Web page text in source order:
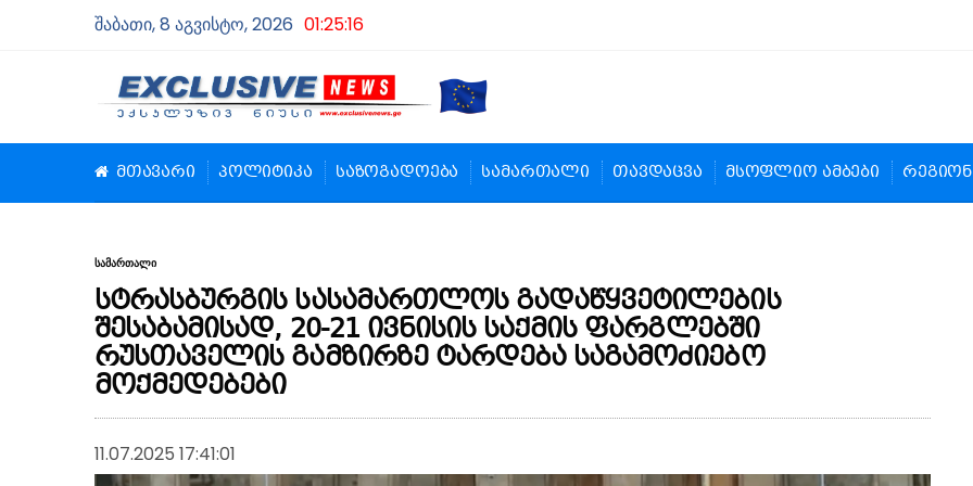
შაბათი, 8 აგვისტო, 2026 01:25:17
მთავარი პოლიტიკა საზოგადოება სამართალი თავდაცვა მსოფლიო ამბები
სამართალი
სტრასბურგის სასამართლოს გადაწყვეტილების
შესაბამისად, 20-21 ივნისის საქმის ფარგლებში
რუსთაველის გამზირზე ტარდება საგამოძიებო
მოქმედებები
11.07.2025 17:41:01